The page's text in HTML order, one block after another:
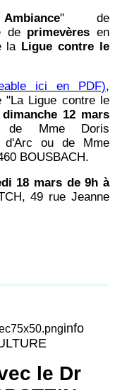
" de
de primevères en
la Ligue contre le
ici en PDF),
"La Ligue contre le
12 mars
Mme Doris
d'Arc ou de Mme
BOUSBACH.
18 mars de 9h à
49 rue Jeanne
info
le Dr